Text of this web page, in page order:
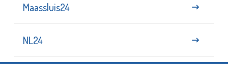
Maassluis24
NL24